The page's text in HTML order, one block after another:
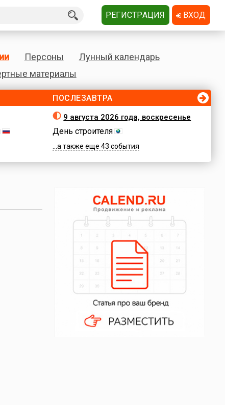
Персоны
Лунный календарь
материалы
ПОСЛЕЗАВТРА
9 августа 2026 года, воскресенье
День строителя
...а также еще 43 события
РЕГИСТРАЦИЯ ВХОД